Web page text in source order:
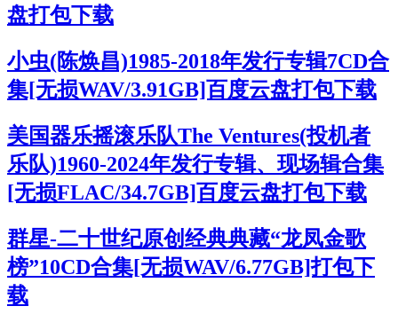
盘打包下载
小虫(陈焕昌)1985-2018年发行专辑7CD合
集[无损WAV/3.91GB]百度云盘打包下载
美国器乐摇滚乐队The Ventures(投机者
乐队)1960-2024年发行专辑、现场辑合集
[无损FLAC/34.7GB]百度云盘打包下载
群星-二十世纪原创经典典藏“龙凤金歌
榜”10CD合集[无损WAV/6.77GB]打包下
载